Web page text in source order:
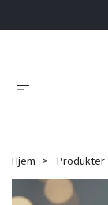
Hjem Produkter